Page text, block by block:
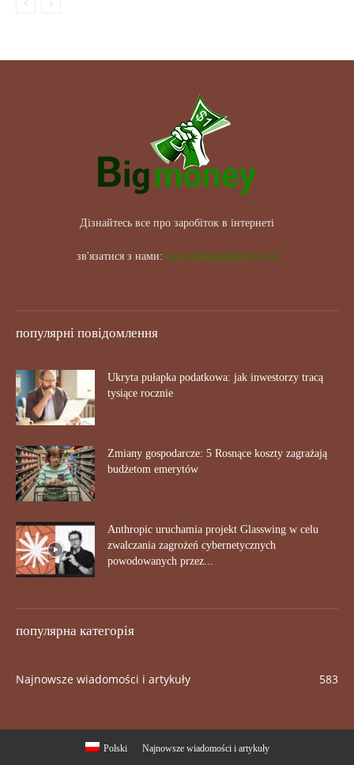
Дізнайтесь все про заробіток в інтернеті
зв'язатися з нами: maxwelhelp@gmail.com
популярні повідомлення
Ukryta pułapka podatkowa: jak inwestorzy tracą
tysiące rocznie
Zmiany gospodarcze: 5 Rosnące koszty zagrażają
budżetom emerytów
Anthropic uruchamia projekt Glasswing w celu
zwalczania zagrożeń cybernetycznych
powodowanych przez...
популярна категорія
Najnowsze wiadomości i artykuły 583
Polski Najnowsze wiadomości i artykuły